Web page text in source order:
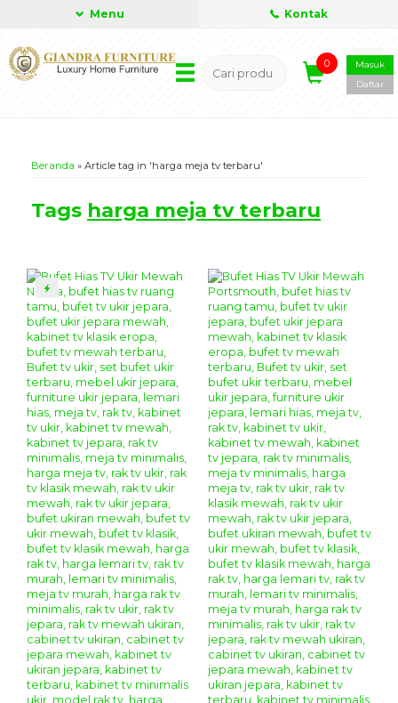
Menu Kontak
0
Masuk
Daftar
Beranda » Article tag in 'harga meja tv terbaru'
Tags harga meja tv terbaru